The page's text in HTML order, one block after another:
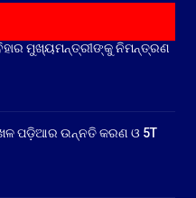
ମୁଖ୍ୟମନ୍ତ୍ରୀଙ୍କୁ ନିମନ୍ତ୍ରଣ
ପଡ଼ିଆର ଉନ୍ନତି କରଣ ଓ 5T